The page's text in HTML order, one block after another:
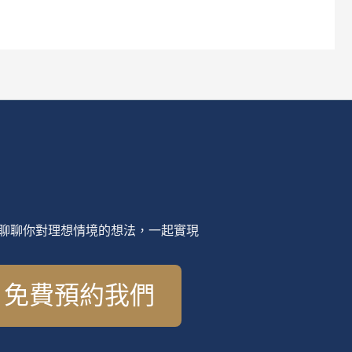
聊你對理想情境的想法，一起實現
免費預約我們